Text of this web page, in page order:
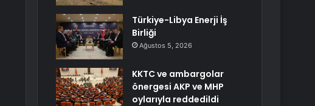
Türkiye-Libya Enerji İş
Birliği
Ağustos 5, 2026
KKTC ve ambargolar
önergesi AKP ve MHP
oylarıyla reddedildi